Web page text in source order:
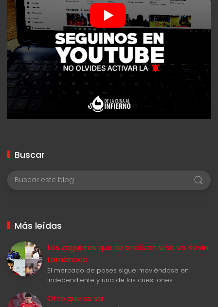
Buscar
Más leídas
Los zagueros que se analizan si se va Kevin
Lomónaco
El mercado de pases sigue moviéndose en
Independiente y una de las cuestiones…
Otro que se va